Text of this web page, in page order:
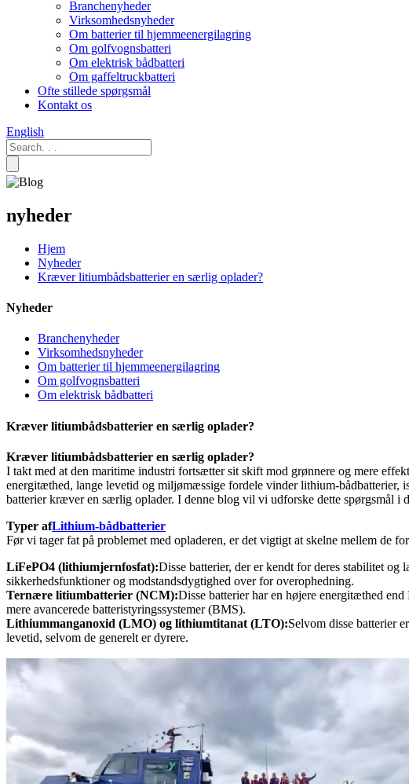
Branchenyheder
Virksomhedsnyheder
Om batterier til hjemmeenergilagring
Om golfvognsbatteri
Om elektrisk bådbatteri
Om gaffeltruckbatteri
Ofte stillede spørgsmål
Kontakt os
English
nyheder
Hjem
Nyheder
Kræver litiumbådsbatterier en særlig oplader?
Nyheder
Branchenyheder
Virksomhedsnyheder
Om batterier til hjemmeenergilagring
Om golfvognsbatteri
Om elektrisk bådbatteri
Kræver litiumbådsbatterier en særlig oplader?
Kræver litiumbådsbatterier en særlig oplader?
I takt med at den maritime industri fortsætter sit skift mod grønnere og mere
energitæthed, lange levetid og miljømæssige fordele vinder lithium-bådbatterier,
batterier kræver en særlig oplader. I denne blog vil vi udforske dette spørgsmål i
Typer afLithium-bådbatterier
Før vi tager fat på problemet med opladeren, er det vigtigt at skelne mellem de
LiFePO4 (lithiumjernfosfat):Disse batterier, der er kendt for deres stabilitet
sikkerhedsfunktioner og modstandsdygtighed over for overophedning.
Ternære litiumbatterier (NCM):Disse batterier har en højere energitæthed
mere avancerede batteristyringssystemer (BMS).
Lithiummanganoxid (LMO) og lithiumtitanat (LTO):Selvom disse batterier
levetid, selvom de generelt er dyrere.